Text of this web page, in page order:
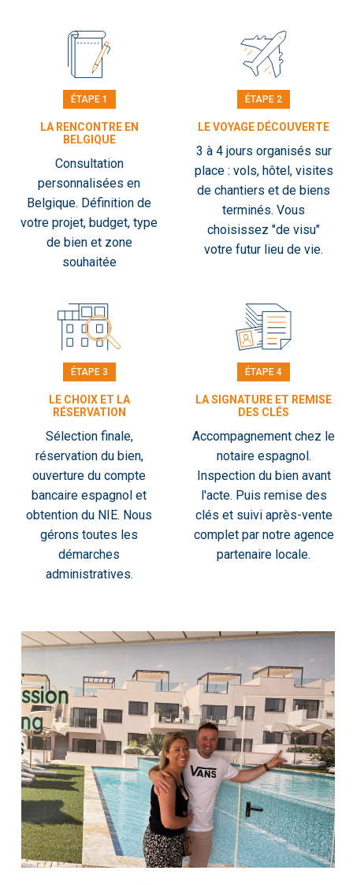
ÉTAPE 1
LA RENCONTRE EN
BELGIQUE
Consultation
personnalisées en
Belgique. Définition de
votre projet, budget, type
de bien et zone
souhaitée
ÉTAPE 2
LE VOYAGE DÉCOUVERTE
3 à 4 jours organisés sur
place : vols, hôtel, visites
de chantiers et de biens
terminés. Vous
choisissez "de visu"
votre futur lieu de vie.
ÉTAPE 3
LE CHOIX ET LA
RÉSERVATION
Sélection finale,
réservation du bien,
ouverture du compte
bancaire espagnol et
obtention du NIE. Nous
gérons toutes les
démarches
administratives.
ÉTAPE 4
LA SIGNATURE ET REMISE
DES CLÉS
Accompagnement chez le
notaire espagnol.
Inspection du bien avant
l'acte. Puis remise des
clés et suivi après-vente
complet par notre agence
partenaire locale.